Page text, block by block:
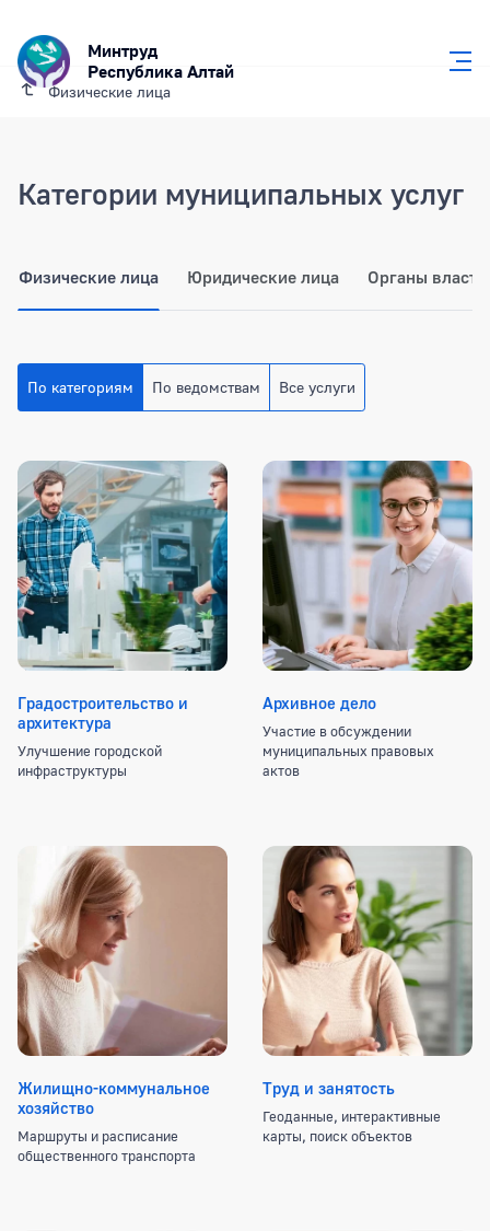
Минтруд
Республика Алтай
Физические лица
Категории муниципальных услуг
Физические лица Юридические лица Органы власти
По категориям По ведомствам Все услуги
Категории муниципальных услуг
Градостроительство и
архитектура
Улучшение городской
инфраструктуры
Архивное дело
Участие в обсуждении
муниципальных правовых
актов
Жилищно-коммунальное
хозяйство
Маршруты и расписание
общественного транспорта
Труд и занятость
Геоданные, интерактивные
карты, поиск объектов